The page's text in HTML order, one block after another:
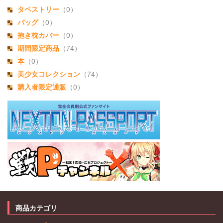
タペストリー （0）
バッグ（0）
抱き枕カバー （0）
期間限定商品 （74）
本 （0）
美少女コレクション （74）
購入者限定通販 （0）
商品カテゴリ